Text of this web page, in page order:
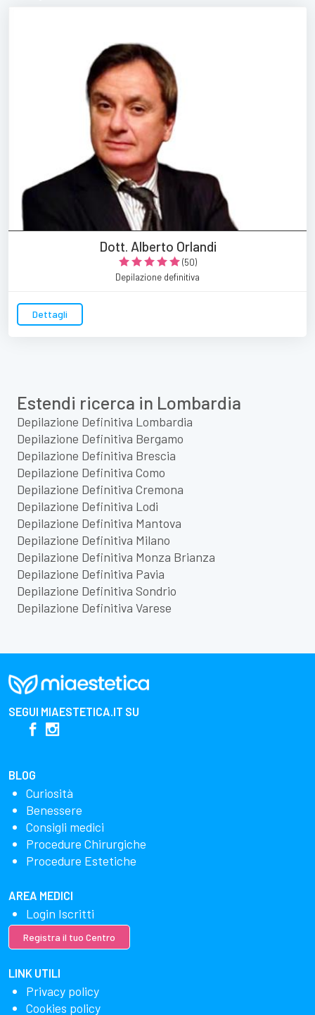
Dott. Alberto Orlandi
(50)
Depilazione definitiva
Dettagli
Estendi ricerca in Lombardia
Depilazione Definitiva Lombardia
Depilazione Definitiva Bergamo
Depilazione Definitiva Brescia
Depilazione Definitiva Como
Depilazione Definitiva Cremona
Depilazione Definitiva Lodi
Depilazione Definitiva Mantova
Depilazione Definitiva Milano
Depilazione Definitiva Monza Brianza
Depilazione Definitiva Pavia
Depilazione Definitiva Sondrio
Depilazione Definitiva Varese
SEGUI MIAESTETICA.IT SU
BLOG
Curiosità
Benessere
Consigli medici
Procedure Chirurgiche
Procedure Estetiche
AREA MEDICI
Login Iscritti
Registra il tuo Centro
LINK UTILI
Privacy policy
Cookies policy